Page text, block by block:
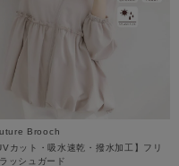
Brooch
カット・吸水速乾・撥水加工】フリ
ッシュガード